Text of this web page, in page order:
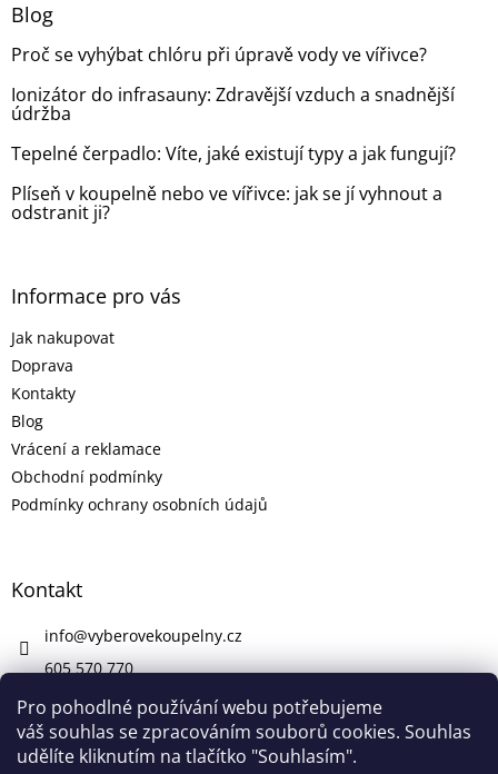
Pro pohodlné používání webu potřebujeme
váš souhlas se zpracováním souborů cookies. Souhlas
udělíte kliknutím na tlačítko "Souhlasím".
Blog
Proč se vyhýbat chlóru při úpravě vody ve vířivce?
Ionizátor do infrasauny: Zdravější vzduch a snadnější
údržba
Tepelné čerpadlo: Víte, jaké existují typy a jak fungují?
Plíseň v koupelně nebo ve vířivce: jak se jí vyhnout a
odstranit ji?
Informace pro vás
Jak nakupovat
Doprava
Kontakty
Blog
Vrácení a reklamace
Obchodní podmínky
Podmínky ochrany osobních údajů
Kontakt
info@vyberovekoupelny.cz
605 570 770
https://www.facebook.com/vyberovekoupelny/